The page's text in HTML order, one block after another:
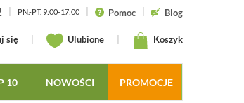
PN.-PT. 9:00-17:00 Pomoc Blog
się Ulubione Koszyk
10 NOWOŚCI PROMOCJE